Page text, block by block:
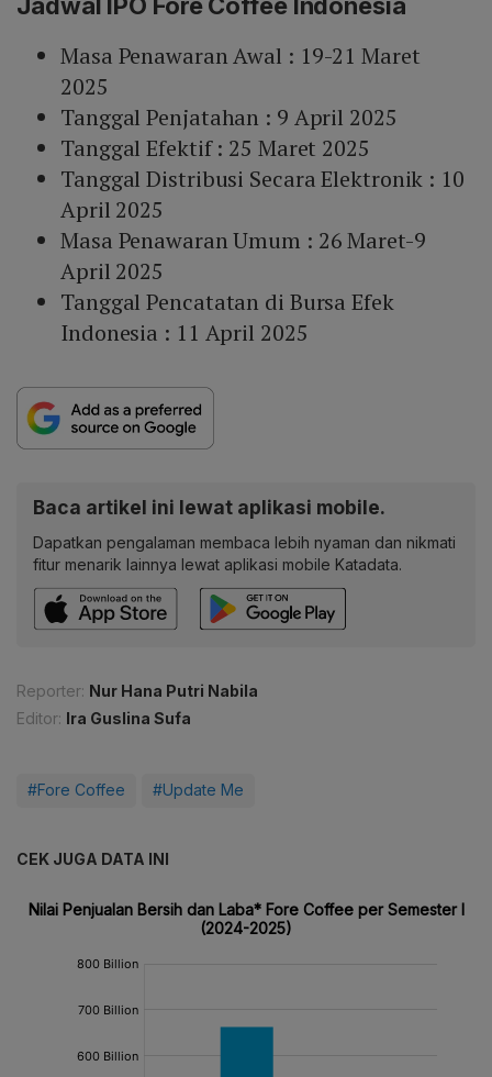
Jadwal IPO Fore Coffee Indonesia
Masa Penawaran Awal : 19-21 Maret
2025
Tanggal Penjatahan : 9 April 2025
Tanggal Efektif : 25 Maret 2025
Tanggal Distribusi Secara Elektronik : 10
April 2025
Masa Penawaran Umum : 26 Maret-9
April 2025
Tanggal Pencatatan di Bursa Efek
Indonesia : 11 April 2025
Baca artikel ini lewat aplikasi mobile.
Dapatkan pengalaman membaca lebih nyaman dan nikmati
fitur menarik lainnya lewat aplikasi mobile Katadata.
Reporter: Nur Hana Putri Nabila
Editor: Ira Guslina Sufa
#Fore Coffee #Update Me
CEK JUGA DATA INI